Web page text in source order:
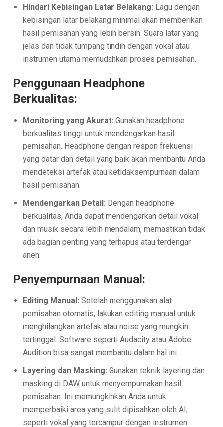
Hindari Kebisingan Latar Belakang: Lagu dengan
kebisingan latar belakang minimal akan memberikan
hasil pemisahan yang lebih bersih. Suara latar yang
jelas dan tidak tumpang tindih dengan vokal atau
instrumen utama memudahkan proses pemisahan.
Penggunaan Headphone
Berkualitas:
Monitoring yang Akurat: Gunakan headphone
berkualitas tinggi untuk mendengarkan hasil
pemisahan. Headphone dengan respon frekuensi
yang datar dan detail yang baik akan membantu Anda
mendeteksi artefak atau ketidaksempurnaan dalam
hasil pemisahan.
Mendengarkan Detail: Dengan headphone
berkualitas, Anda dapat mendengarkan detail vokal
dan musik secara lebih mendalam, memastikan tidak
ada bagian penting yang terhapus atau terdengar
aneh.
Penyempurnaan Manual:
Editing Manual: Setelah menggunakan alat
pemisahan otomatis, lakukan editing manual untuk
menghilangkan artefak atau noise yang mungkin
tertinggal. Software seperti Audacity atau Adobe
Audition bisa sangat membantu dalam hal ini.
Layering dan Masking: Gunakan teknik layering dan
masking di DAW untuk menyempurnakan hasil
pemisahan. Ini memungkinkan Anda untuk
memperbaiki area yang sulit dipisahkan oleh AI,
seperti vokal yang tercampur dengan instrumen.